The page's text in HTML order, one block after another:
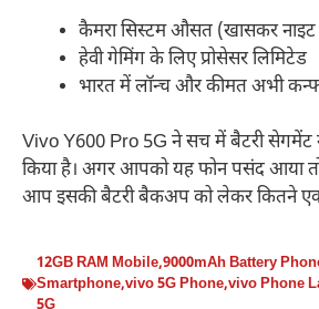
कैमरा सिस्टम औसत (खासकर
हेवी गेमिंग के लिए प्रोसेसर लिमिटेड
भारत में लॉन्च और कीमत अभी
Vivo Y600 Pro 5G ने सच में बैटरी सेगमेंट
किया है। अगर आपको यह फोन पसंद आया
आप इसकी बैटरी बैकअप को लेकर कितने
12GB RAM Mobile,9000mAh Battery
Smartphone,vivo 5G Phone,vivo Phone
5G